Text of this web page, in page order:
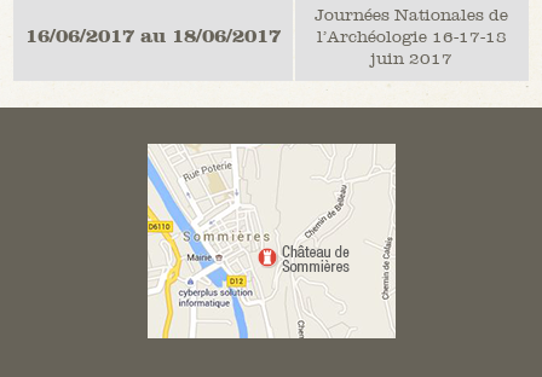
16/06/2017 au 18/06/2017
Journées Nationales de
l’Archéologie 16-17-18
juin 2017